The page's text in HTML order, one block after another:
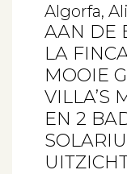
Algorfa,
AAN DE
LA
MOOIE
VILLA’S
EN 2